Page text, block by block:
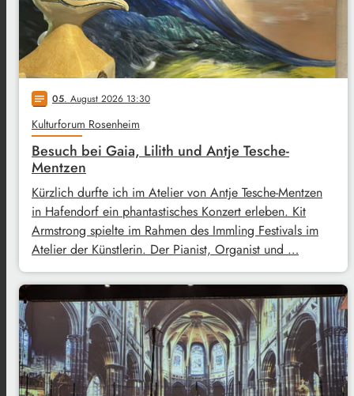
notes 05. August 2026 13:30
Kulturforum Rosenheim
Besuch bei Gaia, Lilith und Antje Tesche-
Mentzen
Kürzlich durfte ich im Atelier von Antje Tesche-Mentzen
in Hafendorf ein phantastisches Konzert erleben. Kit
Armstrong spielte im Rahmen des Immling Festivals im
Atelier der Künstlerin. Der Pianist, Organist und …